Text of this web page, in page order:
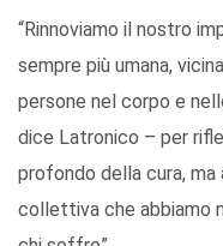
“Rinnoviamo il nostro
sempre più umana,
persone nel corpo e
dice Latronico – per
profondo della cura,
collettiva che abbiamo